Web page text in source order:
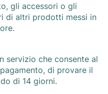
gli accessori o gli
di altri prodotti messi in
servizio che consente al
di provare il
di 14 giorni.